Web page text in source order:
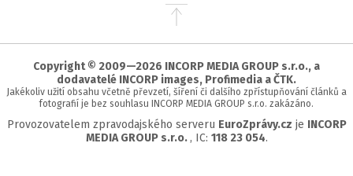
Přejít
stránky
Copyright © 2009—2026 INCORP MEDIA GROUP s.r.o., a
dodavatelé INCORP images, Profimedia a ČTK.
Jakékoliv užití obsahu včetně převzetí, šíření či dalšího zpřístupňování článků a
fotografií je bez souhlasu INCORP MEDIA GROUP s.r.o. zakázáno.
Provozovatelem zpravodajského serveru EuroZprávy.cz je INCORP
MEDIA GROUP s.r.o. , IC: 118 23 054.